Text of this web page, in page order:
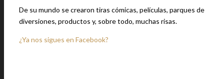
De su mundo se crearon tiras cómicas, películas, parques de
diversiones, productos y, sobre todo, muchas risas.
¿Ya nos sigues en Facebook?